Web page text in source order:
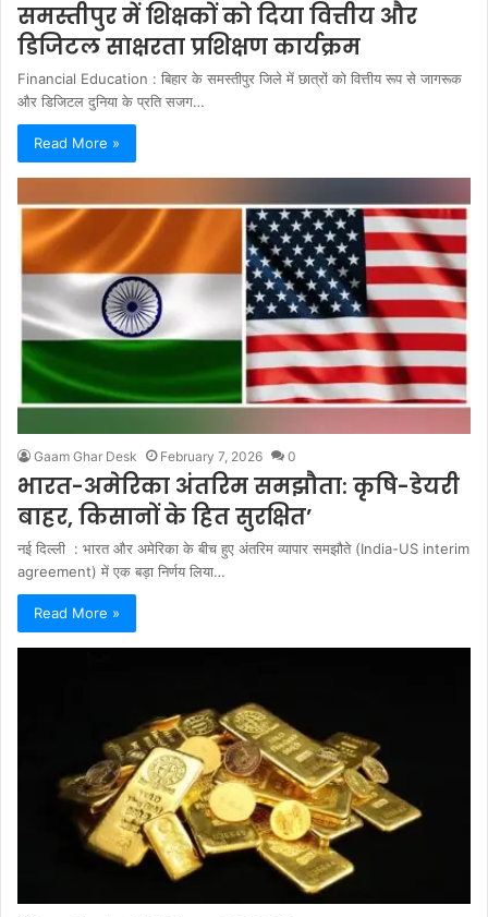
समस्तीपुर में शिक्षकों को दिया वित्तीय और
डिजिटल साक्षरता प्रशिक्षण कार्यक्रम
Financial Education : बिहार के समस्तीपुर जिले में छात्रों को वित्तीय रूप से जागरूक
और डिजिटल दुनिया के प्रति सजग…
Read More »
Gaam Ghar Desk February 7, 2026 0
भारत-अमेरिका अंतरिम समझौता: कृषि-डेयरी
बाहर, किसानों के हित सुरक्षित’
नई दिल्ली : भारत और अमेरिका के बीच हुए अंतरिम व्यापार समझौते (India-US interim
agreement) में एक बड़ा निर्णय लिया…
Read More »